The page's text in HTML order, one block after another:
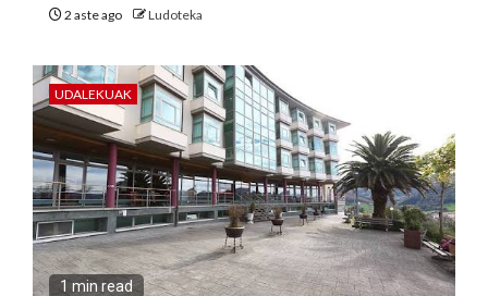
2 aste ago Ludoteka
UDALEKUAK
1 min read